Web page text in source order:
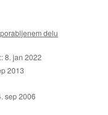
delu
::8. jan 2022
2013
sep 2006